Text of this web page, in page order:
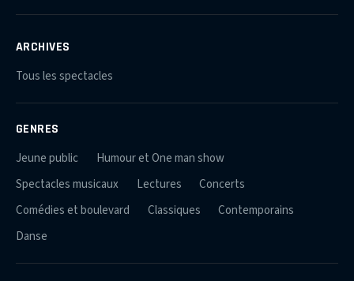
ARCHIVES
Tous les spectacles
GENRES
Jeune public
Humour et One man show
Spectacles musicaux
Lectures
Concerts
Comédies et boulevard
Classiques
Contemporains
Danse